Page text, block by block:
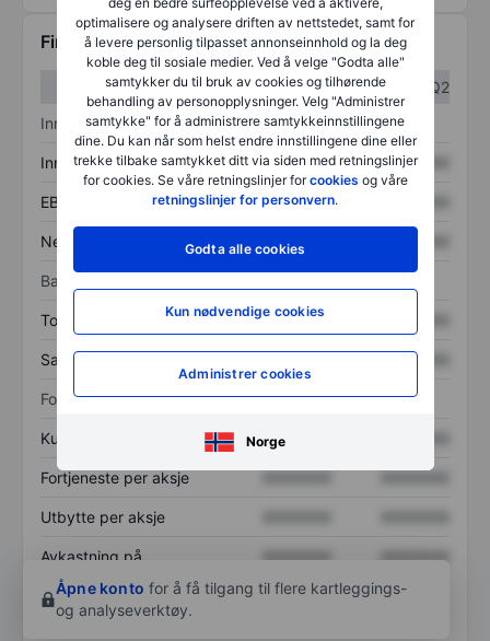
optimalisere og analysere driften av nettstedet, samt for
å levere personlig tilpasset annonseinnhold og la deg
koble deg til sosiale medier. Ved å velge "Godta alle"
samtykker du til bruk av cookies og tilhørende
behandling av personopplysninger. Velg "Administrer
samtykke" for å administrere samtykkeinnstillingene
dine. Du kan når som helst endre innstillingene dine eller
trekke tilbake samtykket ditt via siden med retningslinjer
for cookies. Se våre retningslinjer forcookies og våre
retningslinjer for personvern.
Godta alle cookies
Kun nødvendige cookies
Administrer cookies
Norge
Finansiell informasjon
Q1
Q2
Inntektsoversikt
Inntekter XXXXXXX XXXXXXX
EBITDA XXXXXXX
Nettoinntekt XXXXXXX
Balanse
Totale eiendeler XXXXXXX
Samlet gjeld XXXXXXX
Forholdstall
Kurs/salg XXXXXXX
Fortjeneste per aksje
Utbytte per aksje
Avkastning på
egenkapital
XXXXXXX
XXXXXXX
Åpne konto for å få tilgang til flere kartleggings-
og analyseverktøy.